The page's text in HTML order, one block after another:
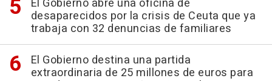
El Gobierno abre una oficina de
desaparecidos por la crisis de Ceuta que ya
trabaja con 32 denuncias de familiares
El Gobierno destina una partida
extraordinaria de 25 millones de euros para